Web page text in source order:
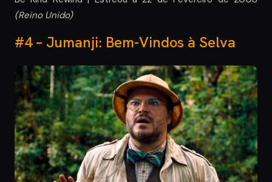
(Reino Unido)
#4 – Jumanji: Bem-Vindos à Selva